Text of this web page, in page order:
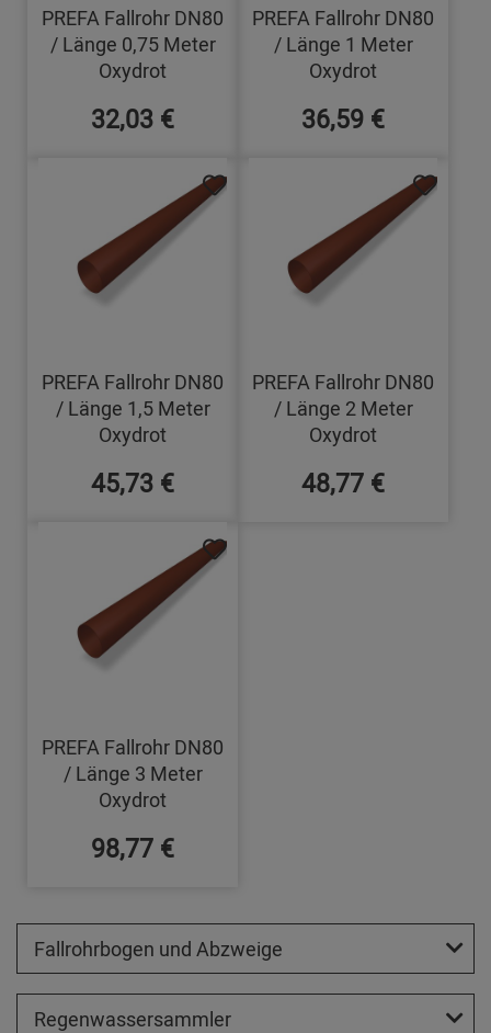
PREFA Fallrohr DN80
/ Länge 0,75 Meter
Oxydrot
32,03 €
PREFA Fallrohr DN80
/ Länge 1 Meter
Oxydrot
36,59 €
PREFA Fallrohr DN80
/ Länge 1,5 Meter
Oxydrot
45,73 €
PREFA Fallrohr DN80
/ Länge 2 Meter
Oxydrot
48,77 €
PREFA Fallrohr DN80
/ Länge 3 Meter
Oxydrot
98,77 €
Fallrohrbogen und Abzweige
Regenwassersammler